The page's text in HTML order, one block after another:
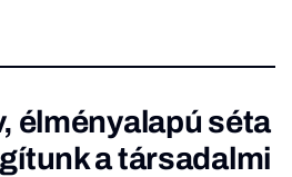
élményalapú séta
a társadalmi